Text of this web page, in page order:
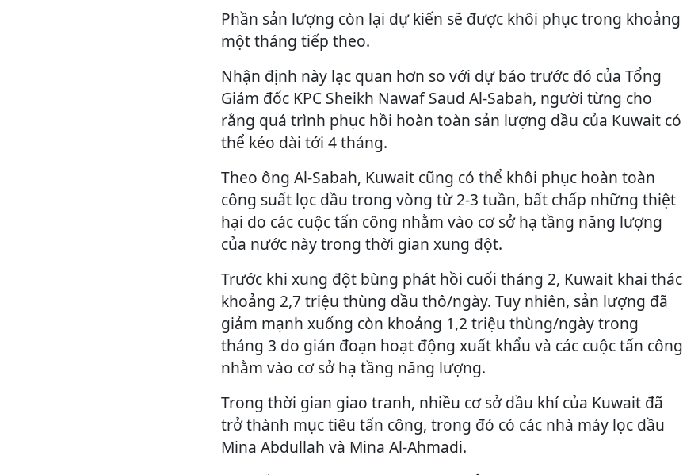
Phần sản lượng còn lại dự kiến sẽ được khôi phục trong khoảng
một tháng tiếp theo.
Nhận định này lạc quan hơn so với dự báo trước đó của Tổng
Giám đốc KPC Sheikh Nawaf Saud Al-Sabah, người từng cho
rằng quá trình phục hồi hoàn toàn sản lượng dầu của Kuwait có
thể kéo dài tới 4 tháng.
Theo ông Al-Sabah, Kuwait cũng có thể khôi phục hoàn toàn
công suất lọc dầu trong vòng từ 2-3 tuần, bất chấp những thiệt
hại do các cuộc tấn công nhằm vào cơ sở hạ tầng năng lượng
của nước này trong thời gian xung đột.
Trước khi xung đột bùng phát hồi cuối tháng 2, Kuwait khai thác
khoảng 2,7 triệu thùng dầu thô/ngày. Tuy nhiên, sản lượng đã
giảm mạnh xuống còn khoảng 1,2 triệu thùng/ngày trong
tháng 3 do gián đoạn hoạt động xuất khẩu và các cuộc tấn công
nhằm vào cơ sở hạ tầng năng lượng.
Trong thời gian giao tranh, nhiều cơ sở dầu khí của Kuwait đã
trở thành mục tiêu tấn công, trong đó có các nhà máy lọc dầu
Mina Abdullah và Mina Al-Ahmadi.